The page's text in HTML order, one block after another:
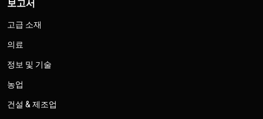
보고서
고급 소재
의료
정보 및 기술
농업
건설 & 제조업